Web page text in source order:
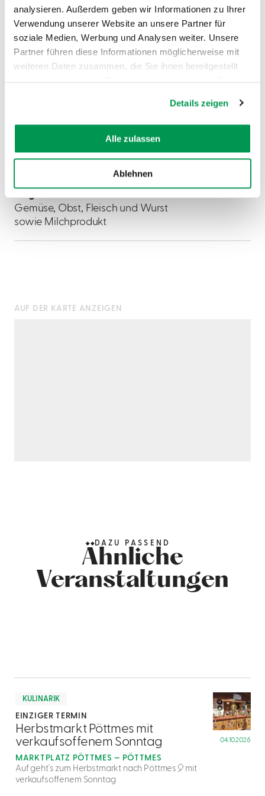
analysieren. Außerdem geben wir Informationen zu Ihrer
Verwendung unserer Website an unsere Partner für
soziale Medien, Werbung und Analysen weiter. Unsere
Partner führen diese Informationen möglicherweise mit
weiteren Daten zusammen, die Sie ihnen bereitgestellt
Details zeigen
Alle zulassen
Ablehnen
08:00-12:00 Uhr, 4:00 Stunden
Markt Pöttmes, Marktplatz 18, 86554 Pöttmes
Auf diesem Wochenmarkt findest du
regionale Produkte direkt vom Erzeuger.
Gemüse, Obst, Fleisch und Wurst
sowie Milchprodukt
AUF DER KARTE ANZEIGEN
DAZU PASSEND
Ähnliche
Veranstaltungen
KULINARIK
EINZIGER TERMIN
1
Herbstmarkt Pöttmes mit
verkaufsoffenem Sonntag
MARKTPLATZ PÖTTMES — PÖTTMES
04.10.2026
Auf geht´s zum Herbstmarkt nach Pöttmes🎈mit
verkaufsoffenem Sonntag